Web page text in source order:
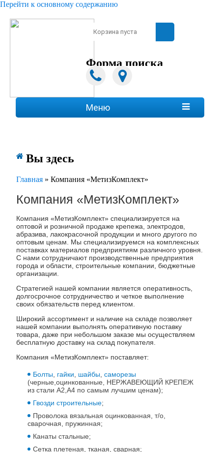
Перейти к основному содержанию
Корзина пуста
Форма поиска
Меню
 Вы здесь
Главная » Компания «МетизКомплект»
Компания «МетизКомплект»
Компания «МетизКомплект» специализируется на
оптовой и розничной продаже крепежа, электродов,
абразива, лакокрасочной продукции и много другого по
оптовым ценам. Мы специализируемся на комплексных
поставках материалов предприятиям различного уровня.
С нами сотрудничают производственные предприятия
города и области, строительные компании, бюджетные
организации.
Стратегией нашей компании является оперативность,
долгосрочное сотрудничество и четкое выполнение
своих обязательств перед клиентом.
Широкий ассортимент и наличие на складе позволяет
нашей компании выполнять оперативную поставку
товара, даже при небольшом заказе мы осуществляем
бесплатную доставку на склад покупателя.
Компания «МетизКомплект» поставляет:
Болты, гайки, шайбы, саморезы
(черные,оцинкованные, НЕРЖАВЕЮЩИЙ КРЕПЕЖ
из стали А2,А4 по самым лучшим ценам);
Гвозди строительные;
Проволока вязальная оцинкованная, т/о,
сварочная, пружинная;
Канаты стальные;
Сетка плетеная, тканая, сварная;